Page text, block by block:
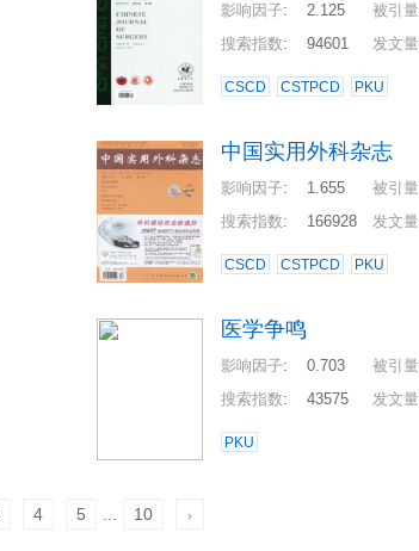
影响因子: 2.125 被引量
搜索指数: 94601 发文量
CSCD CSTPCD PKU
中国实用外科杂志
影响因子: 1.655 被引量
搜索指数: 166928 发文量
CSCD CSTPCD PKU
医学争鸣
影响因子: 0.703 被引量
搜索指数: 43575 发文量
PKU
4 5 10 